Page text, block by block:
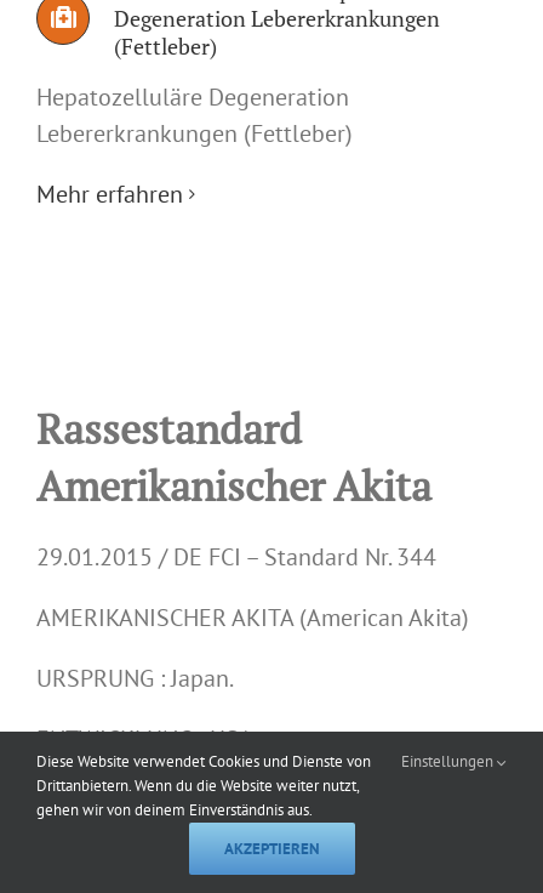
Degeneration Lebererkrankungen
(Fettleber)
Hepatozelluläre Degeneration
Lebererkrankungen (Fettleber)
Mehr erfahren
Rassestandard
Amerikanischer Akita
29.01.2015 / DE FCI – Standard Nr. 344
AMERIKANISCHER AKITA (American Akita)
URSPRUNG : Japan.
ENTWICKLUNG : USA.
DATUM DER PUBLIKATION DES GÜLTIGEN
OFFIZIELLEN STANDARDS : 06.01.2015.
Diese Website verwendet Cookies und Dienste von
Drittanbietern. Wenn du die Website weiter nutzt,
gehen wir von deinem Einverständnis aus.
Einstellungen
AKZEPTIEREN